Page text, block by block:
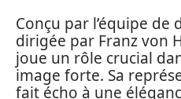
Conçu par l’équipe de
dirigée par Franz von
joue un rôle crucial
image forte. Sa
fait écho à une